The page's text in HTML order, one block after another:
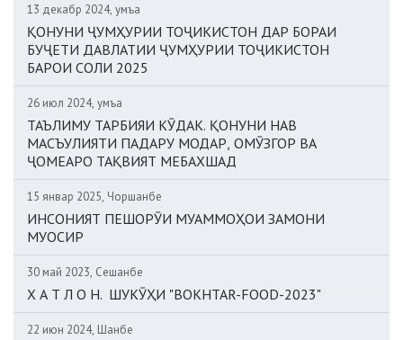
13 декабр 2024, Ҷумъа
ҚОНУНИ ҶУМҲУРИИ ТОҶИКИСТОН ДАР БОРАИ
БУҶЕТИ ДАВЛАТИИ ҶУМҲУРИИ ТОҶИКИСТОН
БАРОИ СОЛИ 2025
26 июл 2024, Ҷумъа
ТАЪЛИМУ ТАРБИЯИ КӮДАК. ҚОНУНИ НАВ
МАСЪУЛИЯТИ ПАДАРУ МОДАР, ОМӮЗГОР ВА
ҶОМЕАРО ТАҚВИЯТ МЕБАХШАД
15 январ 2025, Чоршанбе
ИНСОНИЯТ ПЕШОРӮИ МУАММОҲОИ ЗАМОНИ
МУОСИР
30 май 2023, Сешанбе
Х А Т Л О Н. ШУКӮҲИ "BOKHTAR-FOOD-2023"
22 июн 2024, Шанбе